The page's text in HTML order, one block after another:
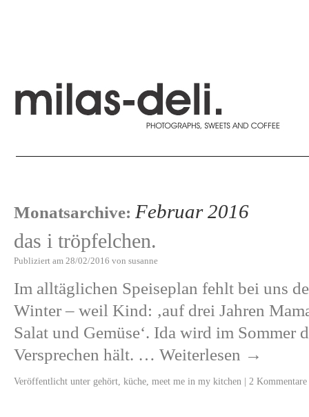
Monatsarchive: Februar 2016
das i tröpfelchen.
Publiziert am 28/02/2016 von susanne
Im alltäglichen Speiseplan fehlt bei uns
Winter – weil Kind: ‚auf drei Jahren
Salat und Gemüse‘. Ida wird im Sommer
Versprechen hält. … Weiterlesen →
Veröffentlicht unter gehört küche meet me in my kitchen | 2 Kommentare